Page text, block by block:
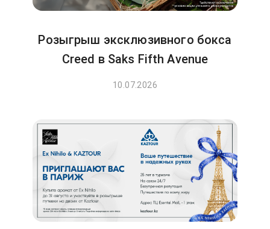
Розыгрыш эксклюзивного бокса
Creed в Saks Fifth Avenue
10.07.2026